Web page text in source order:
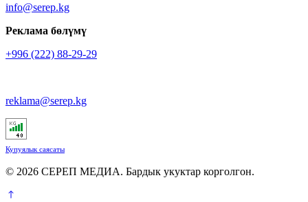
info@serep.kg
Реклама бөлүмү
+996 (222) 88-29-29
reklama@serep.kg
Купуялык саясаты
© 2026 СЕРЕП МЕДИА. Бардык укуктар корголгон.